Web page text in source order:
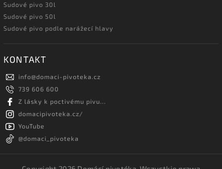
Sudové pivo 30l
Sudové pivo 50l
Sudové pivo podle narážecí hlavy
KONTAKT
info@domaci-pivoteka.cz
739 606 600
Z lásky k poctivému pivu...
domacipivoteka.cz/
YouTube
@domaci_pivoteka